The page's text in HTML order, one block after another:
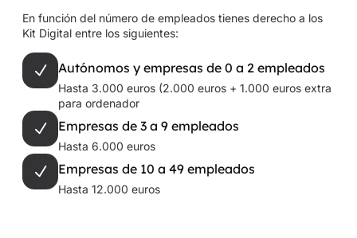
En función del número de empleados tienes derecho a los
Kit Digital entre los siguientes:
Autónomos y empresas de 0 a 2 empleados
Hasta 3.000 euros (2.000 euros + 1.000 euros extra
para ordenador
Empresas de 3 a 9 empleados
Hasta 6.000 euros
Empresas de 10 a 49 empleados
Hasta 12.000 euros